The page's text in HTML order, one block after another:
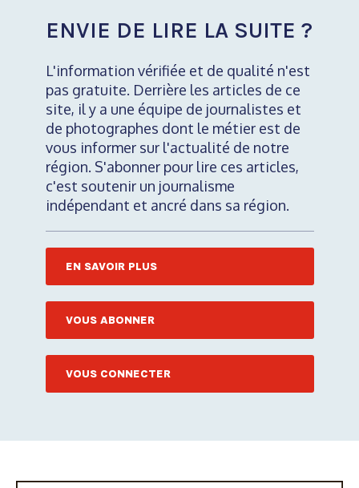
ENVIE DE LIRE LA SUITE ?
L'information vérifiée et de qualité n'est
pas gratuite. Derrière les articles de ce
site, il y a une équipe de journalistes et
de photographes dont le métier est de
vous informer sur l'actualité de notre
région. S'abonner pour lire ces articles,
c'est soutenir un journalisme
indépendant et ancré dans sa région.
EN SAVOIR PLUS
VOUS ABONNER
VOUS CONNECTER